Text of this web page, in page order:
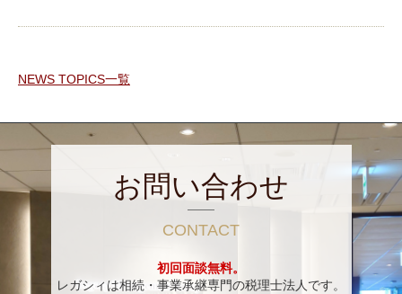
NEWS TOPICS一覧
お問い合わせ
CONTACT
初回面談無料。
レガシィは相続・事業承継専門の税理士法人です。